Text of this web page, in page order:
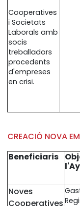
Cooperatives
i Societats
Laborals amb
socis
treballadors
procedents
d'empreses
en crisi.
CREACIÓ NOVA
Beneficiaris
Noves
Cooperatives